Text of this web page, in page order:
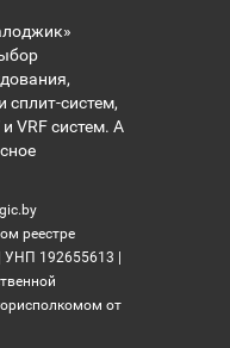
сплит-систем,
VRF систем. А
реестре
192655613 |
от